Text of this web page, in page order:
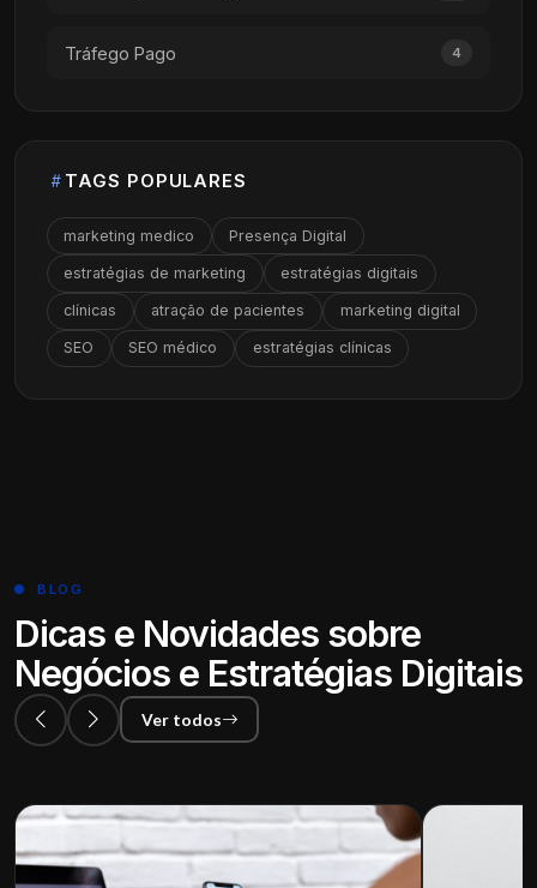
Tráfego Pago 4
TAGS POPULARES
marketing medico Presença Digital
estratégias de marketing estratégias digitais
clínicas atração de pacientes marketing digital
SEO SEO médico estratégias clínicas
BLOG
Dicas e Novidades sobre
Negócios e Estratégias Digitais
Ver todos